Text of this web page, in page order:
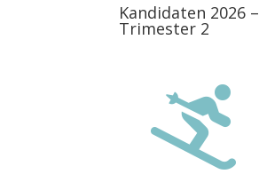
Kandidaten 2026 –
Trimester 2
